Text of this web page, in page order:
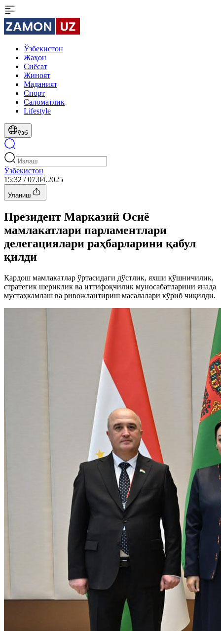
Ўзбекистон
Жаҳон
Сиёсат
Жиноят
Маданият
Спорт
Cаломатлик
Lifestyle
ўзб
Ўзбекистон
15:32 / 07.04.2025
Уланиш
Президент Марказий Осиё
мамлакатлари парламентлари
делегациялари раҳбарларини қабул
қилди
Қардош мамлакатлар ўртасидаги дўстлик, яхши қўшничилик,
стратегик шериклик ва иттифоқчилик муносабатларини янада
мустаҳкамлаш ва ривожлантириш масалалари кўриб чиқилди.